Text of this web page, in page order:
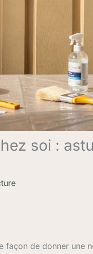
soi :
de donner une